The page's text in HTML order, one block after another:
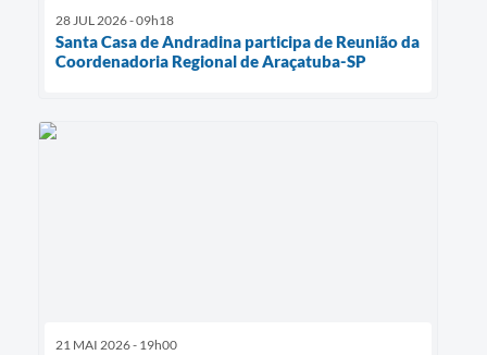
28 JUL 2026 - 09h18
Santa Casa de Andradina participa de Reunião da
Coordenadoria Regional de Araçatuba-SP
21 MAI 2026 - 19h00